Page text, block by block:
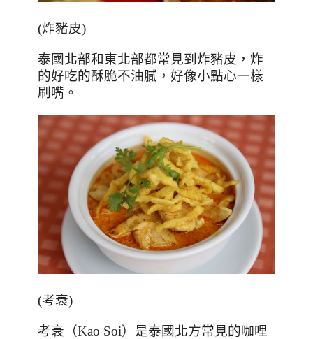
(炸豬皮)
泰國北部和東北部都常見到炸豬皮，炸
的好吃的酥脆不油膩，好像小點心一樣
刷嘴 。
(考衰)
考衰 （Kao Soi） 是泰國北方常見的咖哩